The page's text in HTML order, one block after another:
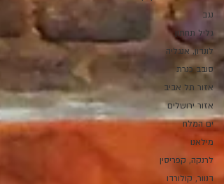
נגב
גליל תחתון
לונדון, אנגליה
סובב כנרת
אזור תל אביב
אזור ירושלים
ים המלח
מילאנו
לרנקה, קפריסין
דנוור, קולורדו